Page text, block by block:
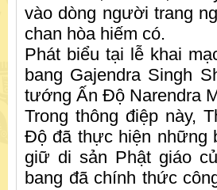
vào dòng người trang
chan hòa hiếm có.
Phát biểu tại lễ khai
bang Gajendra Singh
tướng Ấn Độ Narendra
Trong thông điệp này,
Độ đã thực hiện những
giữ di sản Phật giáo
bang đã chính thức